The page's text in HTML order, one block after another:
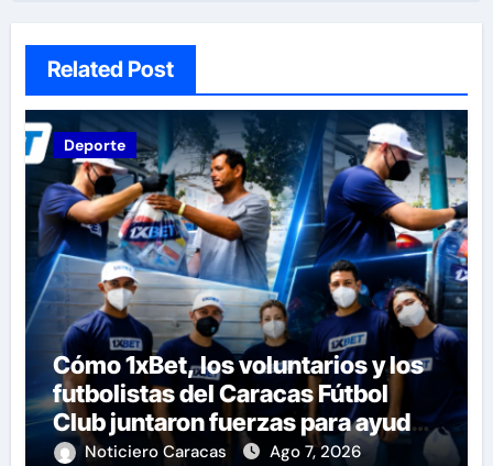
Related Post
Deporte
Cómo 1xBet, los voluntarios y los
futbolistas del Caracas Fútbol
Club juntaron fuerzas para ayudar
a las familias de Venezuela
Noticiero Caracas Ago 7, 2026